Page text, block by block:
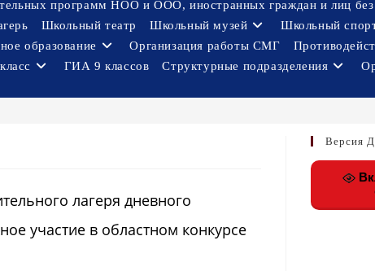
программ НОО и ООО, иностранных граждан и лиц без
Школьный театр Школьный музей
Школьный
образование Организация работы СМГ
ГИА 9 классов Структурные подразделения
лагеря дневного
участие в областном конкурсе
Версия